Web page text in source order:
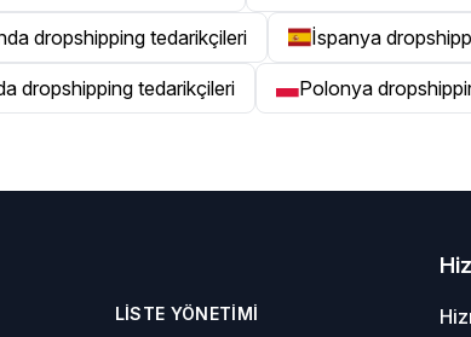
dropshipping tedarikçileri İspanya
dropshipping tedarikçileri Polonya
LISTE YÖNETIMI